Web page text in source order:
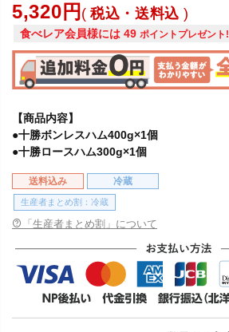
5,320 税込・送料込
食べレア会員様には 49 ポイントプレゼント!
【商品内容】
●十勝ボンレスハム400g×1個
●十勝ロースハム300g×1個
送料込み 冷蔵
生産者まとめ割：冷蔵
「生産者まとめ割」について